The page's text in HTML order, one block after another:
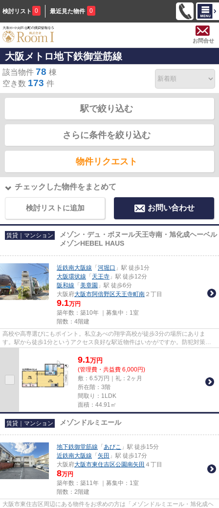
検討リスト 0 最近見た物件 0
お問合せ
大阪メトロ地下鉄御堂筋線
該当物件 78 棟
空き数 173 件
駅で絞り込む
さらに条件を絞り込む
物件リクエスト
チェックした物件をまとめて
検討リストに追加 お問い合わせ
賃貸｜マンション
メゾン・デュ・ボヌール天王寺南・旭化成ヘーベル
メゾンHEBEL HAUS
近鉄南大阪線 「 河堀口 」駅 徒歩1分
大阪環状線 「 天王寺 」駅 徒歩12分
阪和線 「 美章園 」駅 徒歩6分
大阪府大阪市阿倍野区天王寺町南 ２丁目
9.1万円
築年数：築10年 ｜募集中： 1室
階数：4階建
高校や高専選びにもポイント。私立あべの翔学高校が徒歩3分の場所にありま
す。駅から徒歩1分というアクセス良好な駅近物件はいかがですか。防犯対策も
9.1万円
(管理費・共益費 6,000円)
敷：6.5万円｜礼：2ヶ月
所在階：3階
間取り：1LDK
面積：44.91㎡
賃貸｜マンション メゾンドルミエール
地下鉄御堂筋線 「 あびこ 」駅 徒歩15分
近鉄南大阪線 「 矢田 」駅 徒歩17分
大阪府大阪市東住吉区公園南矢田 ４丁目
8万円
築年数：築11年 ｜募集中： 1室
階数：2階建
大阪市東住吉区周辺にある物件をお求めの方は「メゾンドルミエール・旭化成ヘ